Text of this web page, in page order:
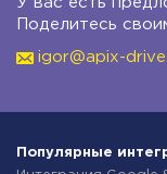
Поделитесь
igor@apix-
Популярные